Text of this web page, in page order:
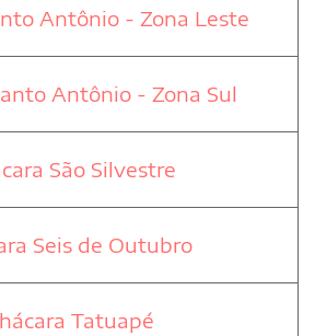
Antônio - Zona Leste
Antônio - Zona Sul
São Silvestre
Seis de Outubro
Tatuapé